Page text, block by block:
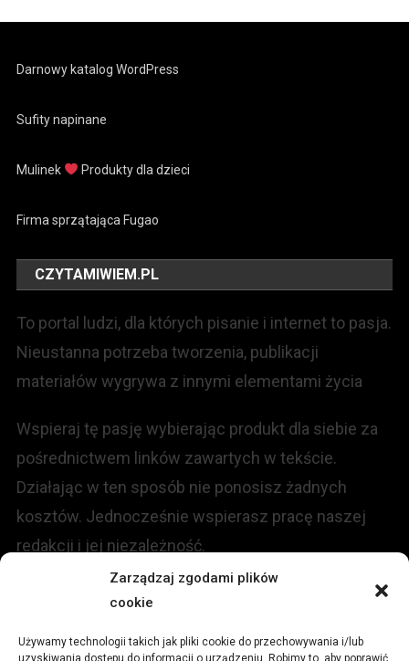
Zarządzaj zgodami plików
cookie
Używamy technologii takich jak pliki cookie do przechowywania i/lub
uzyskiwania dostępu do informacji o urządzeniu. Robimy to, aby poprawić
Darnowy katalog WordPress
Sufity napinane
Mulinek Produkty dla dzieci
Firma sprzątająca Fugao
CZYTAMIWIEM.PL
To portal ludzi, dla których pisanie i internet to pasja.
Nieustanna potrzeba tworzenia, publikacji
materiałów wygrywa z innymi elementami życia
Wspieraj tę pasję wybierając produkt dla siebie za
pośrednictwem linków zawartych w tekście.
Działając w ten sposób nie ponosisz żadnych
kosztów. Jednocześnie wspierasz pracę naszej
redakcji i jej niezależność.
Redakcja portalu: